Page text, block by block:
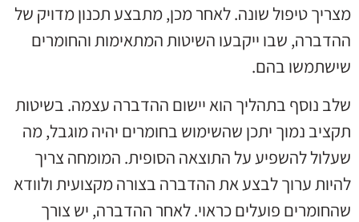
מצריך טיפול שונה. לאחר מכן, מתבצע תכנון מדויק של
ההדברה, שבו ייקבעו השיטות המתאימות והחומרים
שישתמשו בהם.
שלב נוסף בתהליך הוא יישום ההדברה עצמה. בשיטות
תקציב נמוך יתכן שהשימוש בחומרים יהיה מוגבל, מה
שעלול להשפיע על התוצאה הסופית. המומחה צריך
להיות ערוך לבצע את ההדברה בצורה מקצועית ולוודא
שהחומרים פועלים כראוי. לאחר ההדברה, יש צורך